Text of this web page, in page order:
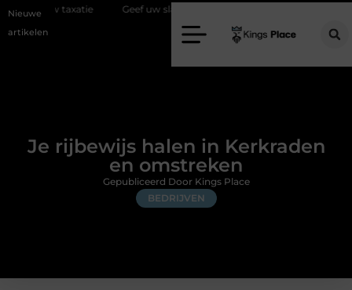
Nieuwe
artikelen
Geef uw slaapkamer een upgrade met interieuradvies Zwolle
Je rijbewijs halen in Kerkraden
en omstreken
BEDRIJVEN
Gepubliceerd Door Kings Place